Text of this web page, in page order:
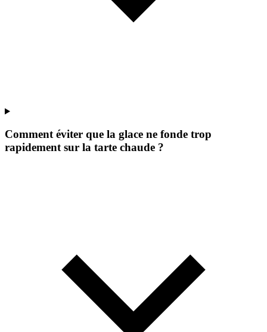
Comment éviter que la glace ne fonde trop
rapidement sur la tarte chaude ?